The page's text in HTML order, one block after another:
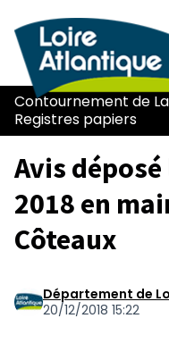
Contournement de
Registres papiers
Avis
2018 en
Côteaux
Département de
20/12/2018 15:22